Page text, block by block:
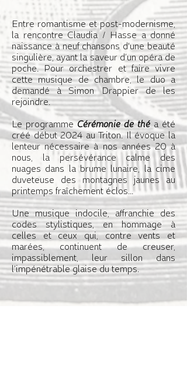
Entre romantisme et post-modernisme,
la rencontre Claudia / Hasse a donné
naissance à neuf chansons d'une beauté
singulière, ayant la saveur d’un opéra de
poche. Pour orchestrer et faire vivre
cette musique de chambre, le duo a
demandé à Simon Drappier de les
rejoindre.
Le programmeCérémonie de théa été
créé début 2024 au Triton. Il évoque la
lenteur nécessaire à nos années 20 à
nous, la persévérance calme des
nuages dans la brume lunaire, la cime
duveteuse des montagnes jaunes au
printemps fraîchement éclos...
Une musique indocile, affranchie des
codes stylistiques, en hommage à
celles et ceux qui, contre vents et
marées, continuent de creuser,
impassiblement, leur sillon dans
l’impénétrable glaise du temps.